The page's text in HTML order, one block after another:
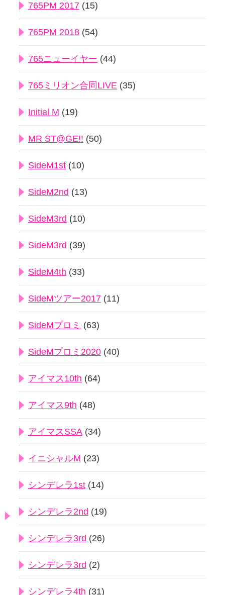
765PM 2017 (15)
765PM 2018 (54)
765ニューイヤー (44)
765ミリオン合同LIVE (35)
Initial M (19)
MR ST@GE!! (50)
SideM1st (10)
SideM2nd (13)
SideM3rd (10)
SideM3rd (39)
SideM4th (33)
SideMツアー2017 (11)
SideMプロミ (63)
SideMプロミ2020 (40)
アイマス10th (64)
アイマス9th (48)
アイマスSSA (34)
イニシャルM (23)
シンデレラ1st (14)
シンデレラ2nd (19)
シンデレラ3rd (26)
シンデレラ3rd (2)
シンデレラ4th (31)